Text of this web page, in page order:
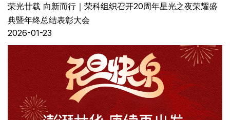
荣光廿载 向新而行｜荣科组织召开20周年星光之夜荣耀盛
典暨年终总结表彰大会
2026-01-23